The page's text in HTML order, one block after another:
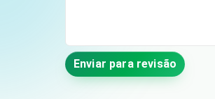
Enviar para revisão